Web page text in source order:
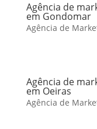
Agência de
em Gondomar
Agência de
Agência de
em Oeiras
Agência de